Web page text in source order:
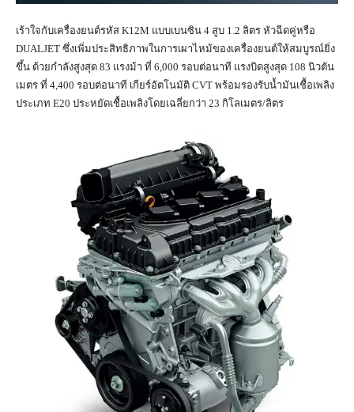
เร้าใจกับเครื่องยนต์รหัส K12M แบบเบนซิน 4 สูบ 1.2 ลิตร หัวฉีดคู่หรือ
DUALJET ซึ่งเพิ่มประสิทธิภาพในการเผาไหม้ของเครื่องยนต์ให้สมบูรณ์ยิ่ง
ขึ้น ด้วยกำลังสูงสุด 83 แรงม้า ที่ 6,000 รอบต่อนาที แรงบิดสูงสุด 108 นิวตัน
เมตร ที่ 4,400 รอบต่อนาที เกียร์อัตโนมัติ CVT พร้อมรองรับน้ำมันเชื้อเพลิง
ประเภท E20 ประหยัดเชื้อเพลิงโดยเฉลี่ยกว่า 23 กิโลเมตร/ลิตร